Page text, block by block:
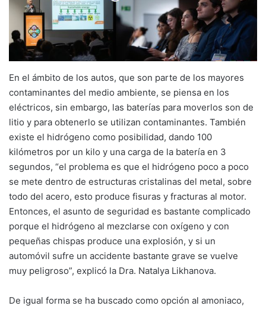
En el ámbito de los autos, que son parte de los mayores
contaminantes del medio ambiente, se piensa en los
eléctricos, sin embargo, las baterías para moverlos son de
litio y para obtenerlo se utilizan contaminantes. También
existe el hidrógeno como posibilidad, dando 100
kilómetros por un kilo y una carga de la batería en 3
segundos, “el problema es que el hidrógeno poco a poco
se mete dentro de estructuras cristalinas del metal, sobre
todo del acero, esto produce fisuras y fracturas al motor.
Entonces, el asunto de seguridad es bastante complicado
porque el hidrógeno al mezclarse con oxígeno y con
pequeñas chispas produce una explosión, y si un
automóvil sufre un accidente bastante grave se vuelve
muy peligroso”, explicó la Dra. Natalya Likhanova.
De igual forma se ha buscado como opción al amoniaco,